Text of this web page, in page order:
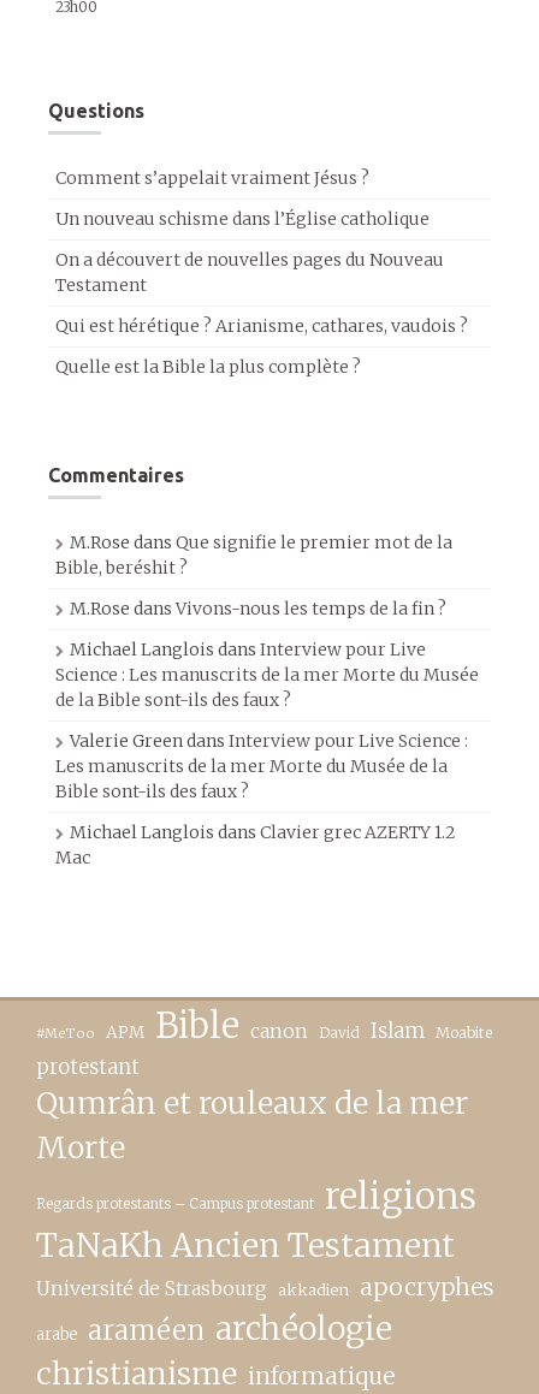
23h00
Questions
Comment s’appelait vraiment Jésus ?
Un nouveau schisme dans l’Église catholique
On a découvert de nouvelles pages du Nouveau
Testament
Qui est hérétique ? Arianisme, cathares, vaudois ?
Quelle est la Bible la plus complète ?
Commentaires
M.Rose dans Que signifie le premier mot de la
Bible, beréshit ?
M.Rose dansVivons-nous les temps de la fin ?
Michael Langlois dans Interview pour Live
Science : Les manuscrits de la mer Morte du Musée
de la Bible sont-ils des faux ?
Valerie Greendans Interview pour Live Science :
Les manuscrits de la mer Morte du Musée de la
Bible sont-ils des faux ?
Michael Langlois dans Clavier grec AZERTY 1.2
Mac
#MeToo APM Bible canon David Islam Moabite
protestant
Qumrân et rouleaux de la mer
Morte
Regards protestants – Campus protestant religions
TaNaKh Ancien Testament
Université de Strasbourg akkadien apocryphes
arabe araméen archéologie
christianisme informatique